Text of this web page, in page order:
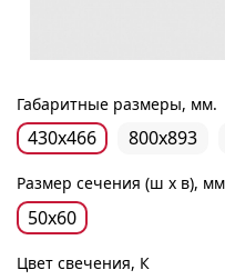
Габаритные размеры, мм.
430х466 800х893
Размер сечения (ш х в),
50х60
Цвет свечения, К